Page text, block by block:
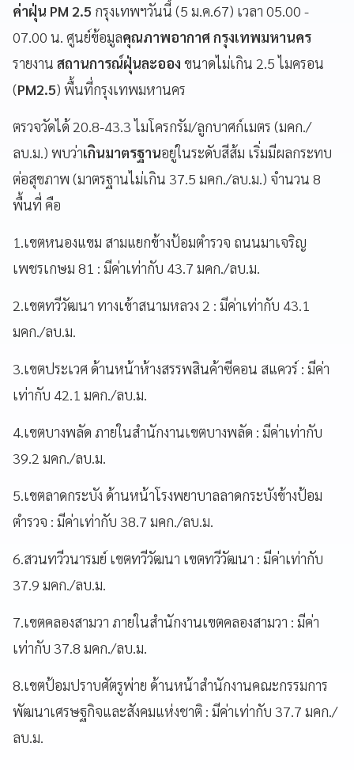
ค่าฝุ่น PM 2.5 กรุงเทพฯวันนี้ (5 ม.ค.67) เวลา 05.00 -
07.00 น. ศูนย์ข้อมูลคุณภาพอากาศ กรุงเทพมหานคร
รายงาน สถานการณ์ฝุ่นละออง ขนาดไม่เกิน 2.5 ไมครอน
(PM2.5) พื้นที่กรุงเทพมหานคร
ตรวจวัดได้ 20.8-43.3 ไมโครกรัม/ลูกบาศก์เมตร (มคก./
ลบ.ม.) พบว่าเกินมาตรฐานอยู่ในระดับสีส้ม เริ่มมีผลกระทบ
ต่อสุขภาพ (มาตรฐานไม่เกิน 37.5 มคก./ลบ.ม.) จำนวน 8
พื้นที่ คือ
1.เขตหนองแขม สามแยกข้างป้อมตำรวจ ถนนมาเจริญ
เพชรเกษม 81 : มีค่าเท่ากับ 43.7 มคก./ลบ.ม.
2.เขตทวีวัฒนา ทางเข้าสนามหลวง 2 : มีค่าเท่ากับ 43.1
มคก./ลบ.ม.
3.เขตประเวศ ด้านหน้าห้างสรรพสินค้าซีคอน สแควร์ : มีค่า
เท่ากับ 42.1 มคก./ลบ.ม.
4.เขตบางพลัด ภายในสำนักงานเขตบางพลัด : มีค่าเท่ากับ
39.2 มคก./ลบ.ม.
5.เขตลาดกระบัง ด้านหน้าโรงพยาบาลลาดกระบังข้างป้อม
ตำรวจ : มีค่าเท่ากับ 38.7 มคก./ลบ.ม.
6.สวนทวีวนารมย์ เขตทวีวัฒนา เขตทวีวัฒนา : มีค่าเท่ากับ
37.9 มคก./ลบ.ม.
7.เขตคลองสามวา ภายในสำนักงานเขตคลองสามวา : มีค่า
เท่ากับ 37.8 มคก./ลบ.ม.
8.เขตป้อมปราบศัตรูพ่าย ด้านหน้าสำนักงานคณะกรรมการ
พัฒนาเศรษฐกิจและสังคมแห่งชาติ : มีค่าเท่ากับ 37.7 มคก./
ลบ.ม.